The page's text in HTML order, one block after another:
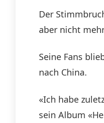
Der
aber nicht
Seine Fans
nach China.
«Ich habe
sein Album